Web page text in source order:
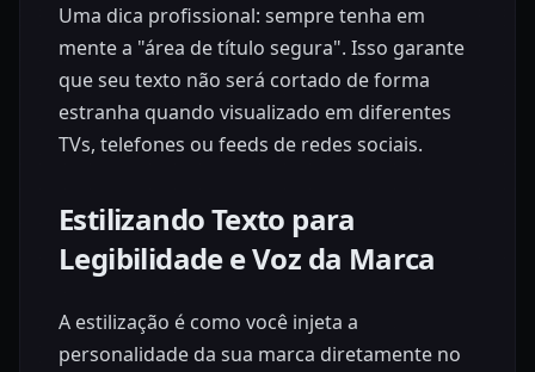
Uma dica profissional: sempre tenha em
mente a "área de título segura". Isso garante
que seu texto não será cortado de forma
estranha quando visualizado em diferentes
TVs, telefones ou feeds de redes sociais.
Estilizando Texto para
Legibilidade e Voz da Marca
A estilização é como você injeta a
personalidade da sua marca diretamente no